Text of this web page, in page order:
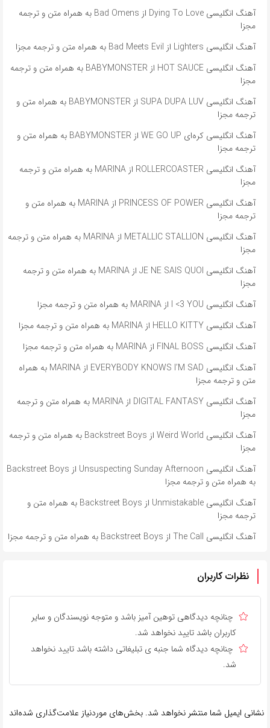
آهنگ انگلیسی Dying To Love از Bad Omens به همراه متن و ترجمه
مجزا
آهنگ انگلیسی Lighters از Bad Meets Evil به همراه متن و ترجمه مجزا
آهنگ انگلیسی HOT SAUCE از BABYMONSTER به همراه متن و ترجمه
مجزا
آهنگ انگلیسی SUPA DUPA LUV از BABYMONSTER به همراه متن و
ترجمه مجزا
آهنگ انگلیسی کره‌ای WE GO UP از BABYMONSTER به همراه متن و
ترجمه مجزا
آهنگ انگلیسی ROLLERCOASTER از MARINA به همراه متن و ترجمه
مجزا
آهنگ انگلیسی PRINCESS OF POWER از MARINA به همراه متن و
ترجمه مجزا
آهنگ انگلیسی METALLIC STALLION از MARINA به همراه متن و ترجمه
مجزا
آهنگ انگلیسی JE NE SAIS QUOI از MARINA به همراه متن و ترجمه
مجزا
آهنگ انگلیسی I <3 YOU از MARINA به همراه متن و ترجمه مجزا
آهنگ انگلیسی HELLO KITTY از MARINA به همراه متن و ترجمه مجزا
آهنگ انگلیسی FINAL BOSS از MARINA به همراه متن و ترجمه مجزا
آهنگ انگلیسی EVERYBODY KNOWS I’M SAD از MARINA به همراه
متن و ترجمه مجزا
آهنگ انگلیسی DIGITAL FANTASY از MARINA به همراه متن و ترجمه
مجزا
آهنگ انگلیسی Weird World از Backstreet Boys به همراه متن و ترجمه
مجزا
آهنگ انگلیسی Unsuspecting Sunday Afternoon از Backstreet Boys
به همراه متن و ترجمه مجزا
آهنگ انگلیسی Unmistakable از Backstreet Boys به همراه متن و
ترجمه مجزا
آهنگ انگلیسی The Call از Backstreet Boys به همراه متن و ترجمه مجزا
نظرات کاربران
چنانچه دیدگاهی توهین آمیز باشد و متوجه نویسندگان و سایر
کاربران باشد تایید نخواهد شد.
چنانچه دیدگاه شما جنبه ی تبلیغاتی داشته باشد تایید نخواهد
شد.
نشانی ایمیل شما منتشر نخواهد شد. بخش‌های موردنیاز علامت‌گذاری شده‌اند